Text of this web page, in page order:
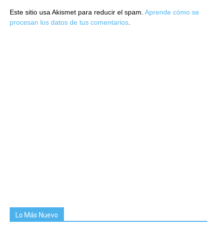
Este sitio usa Akismet para reducir el spam. Aprende cómo se
procesan los datos de tus comentarios
Lo Más Nuevo